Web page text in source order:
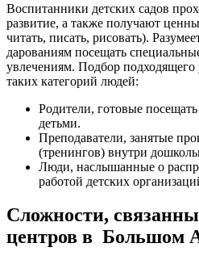
Воспитанники детских садов
развитие, а также получают
читать, писать, рисовать).
дарованиям посещать
увлечениям. Подбор подходящего
таких категорий людей:
Родители, готовые
детьми.
Преподаватели, занятые
(тренингов) внутри
Люди, наслышанные о
работой детских
Сложности,
центров в Большом